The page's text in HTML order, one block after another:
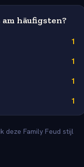
häufigsten?
1
1
1
1
deze Family Feud stijl